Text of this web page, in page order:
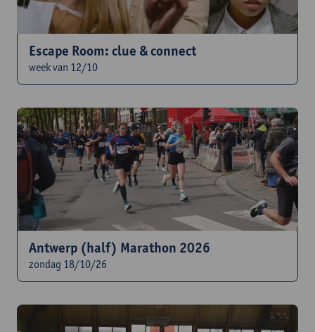
Escape Room: clue & connect
week van 12/10
Antwerp (half) Marathon 2026
zondag 18/10/26